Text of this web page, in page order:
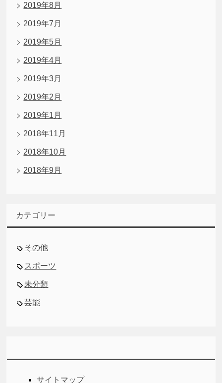
2019年8月
2019年7月
2019年5月
2019年4月
2019年3月
2019年2月
2019年1月
2018年11月
2018年10月
2018年9月
カテゴリー
その他
スポーツ
未分類
芸能
サイトマップ